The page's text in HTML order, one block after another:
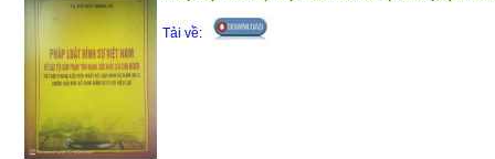
Tải về: